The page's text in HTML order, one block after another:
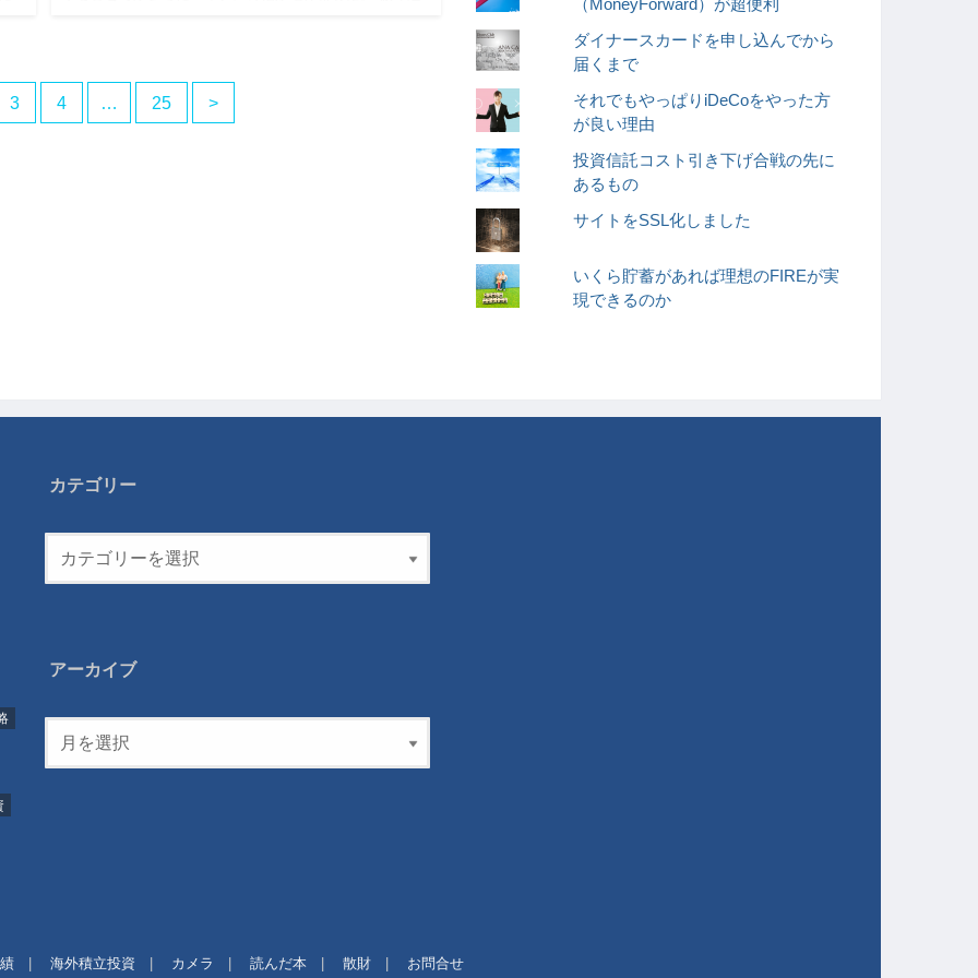
3 4 25 >
（MoneyForward）が超便利
ダイナースカードを申し込んでから
届くまで
それでもやっぱりiDeCoをやった方
が良い理由
投資信託コスト引き下げ合戦の先に
あるもの
サイトをSSL化しました
いくら貯蓄があれば理想のFIREが実
現できるのか
カテゴリー
アーカイブ
海外積立投資 カメラ 読んだ本 散財 お問合せ